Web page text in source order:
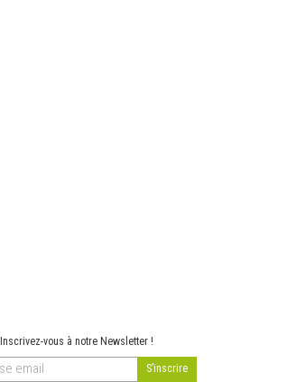
Inscrivez-vous à notre Newsletter !